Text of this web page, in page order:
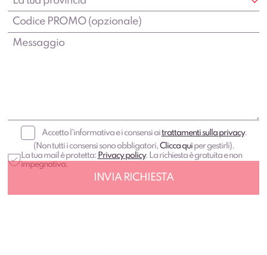
Accetto l'informativa e i consensi aitrattamenti sulla privacy.
(Non tutti i consensi sono obbligatori,Clicca quiper gestirli).
La tua mail è protetta: Privacy policy. La richiesta è gratuita e non
impegnativa.